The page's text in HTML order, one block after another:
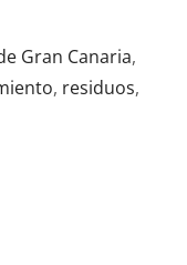
Gran Canaria,
, residuos,